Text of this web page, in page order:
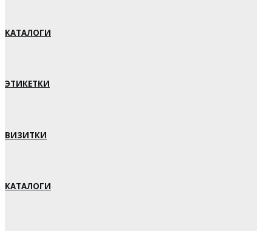
КАТАЛОГИ
ЭТИКЕТКИ
ВИЗИТКИ
КАТАЛОГИ